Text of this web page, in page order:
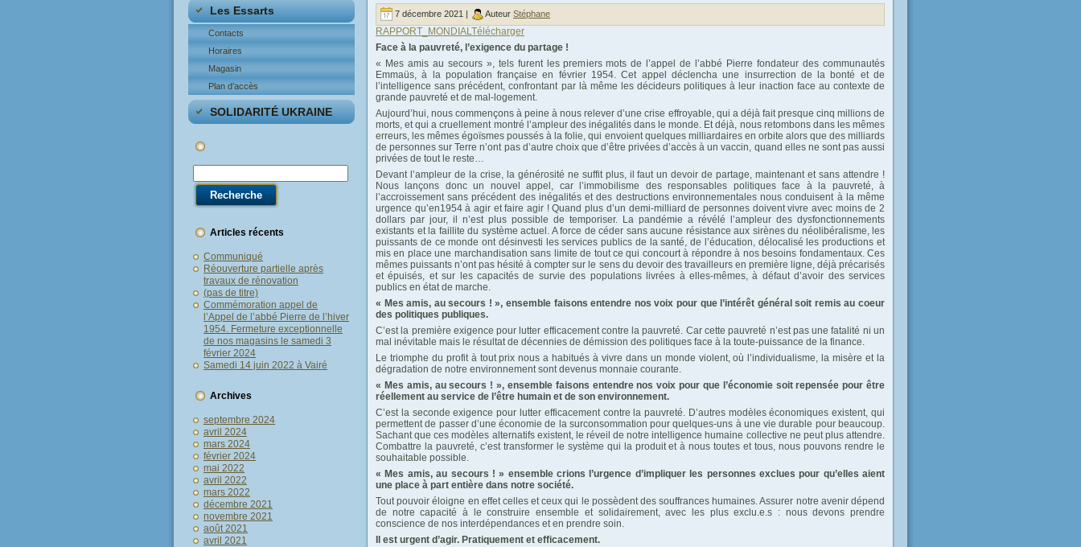
Les Essarts
Contacts
Horaires
Magasin
Plan d’accès
SOLIDARITÉ UKRAINE
Articles récents
Communiqué
Réouverture partielle après
travaux de rénovation
(pas de titre)
Commémoration appel de
l’Appel de l’abbé Pierre de l’hiver
1954. Fermeture exceptionnelle
de nos magasins le samedi 3
février 2024
Samedi 14 juin 2022 à Vairé
Archives
septembre 2024
avril 2024
mars 2024
février 2024
mai 2022
avril 2022
mars 2022
décembre 2021
novembre 2021
août 2021
avril 2021
7 décembre 2021 | Auteur Stéphane
RAPPORT_MONDIALTélécharger
Face à la pauvreté, l’exigence du partage !
« Mes amis au secours », tels furent les premiers mots de l’appel de l’abbé Pierre fondateur des communautés
Emmaüs, à la population française en février 1954. Cet appel déclencha une insurrection de la bonté et de
l’intelligence sans précédent, confrontant par là même les décideurs politiques à leur inaction face au contexte de
grande pauvreté et de mal-logement.
Aujourd’hui, nous commençons à peine à nous relever d’une crise effroyable, qui a déjà fait presque cinq millions de
morts, et qui a cruellement montré l’ampleur des inégalités dans le monde. Et déjà, nous retombons dans les mêmes
erreurs, les mêmes égoïsmes poussés à la folie, qui envoient quelques milliardaires en orbite alors que des milliards
de personnes sur Terre n’ont pas d’autre choix que d’être privées d’accès à un vaccin, quand elles ne sont pas aussi
privées de tout le reste…
Devant l’ampleur de la crise, la générosité ne suffit plus, il faut un devoir de partage, maintenant et sans attendre !
Nous lançons donc un nouvel appel, car l’immobilisme des responsables politiques face à la pauvreté, à
l’accroissement sans précédent des inégalités et des destructions environnementales nous conduisent à la même
urgence qu’en1954 à agir et faire agir ! Quand plus d’un demi-milliard de personnes doivent vivre avec moins de 2
dollars par jour, il n’est plus possible de temporiser. La pandémie a révélé l’ampleur des dysfonctionnements
existants et la faillite du système actuel. A force de céder sans aucune résistance aux sirènes du néolibéralisme, les
puissants de ce monde ont désinvesti les services publics de la santé, de l’éducation, délocalisé les productions et
mis en place une marchandisation sans limite de tout ce qui concourt à répondre à nos besoins fondamentaux. Ces
mêmes puissants n’ont pas hésité à compter sur le sens du devoir des travailleurs en première ligne, déjà précarisés
et épuisés, et sur les capacités de survie des populations livrées à elles-mêmes, à défaut d’avoir des services
publics en état de marche.
« Mes amis, au secours ! », ensemble faisons entendre nos voix pour que l’intérêt général soit remis au coeur
des politiques publiques.
C’est la première exigence pour lutter efficacement contre la pauvreté. Car cette pauvreté n’est pas une fatalité ni un
mal inévitable mais le résultat de décennies de démission des politiques face à la toute-puissance de la finance.
Le triomphe du profit à tout prix nous a habitués à vivre dans un monde violent, où l’individualisme, la misère et la
dégradation de notre environnement sont devenus monnaie courante.
« Mes amis, au secours ! », ensemble faisons entendre nos voix pour que l’économie soit repensée pour être
réellement au service de l’être humain et de son environnement.
C’est la seconde exigence pour lutter efficacement contre la pauvreté. D’autres modèles économiques existent, qui
permettent de passer d’une économie de la surconsommation pour quelques-uns à une vie durable pour beaucoup.
Sachant que ces modèles alternatifs existent, le réveil de notre intelligence humaine collective ne peut plus attendre.
Combattre la pauvreté, c’est transformer le système qui la produit et à nous toutes et tous, nous pouvons rendre le
souhaitable possible.
« Mes amis, au secours ! » ensemble crions l’urgence d’impliquer les personnes exclues pour qu’elles aient
une place à part entière dans notre société.
Tout pouvoir éloigne en effet celles et ceux qui le possèdent des souffrances humaines. Assurer notre avenir dépend
de notre capacité à le construire ensemble et solidairement, avec les plus exclu.e.s : nous devons prendre
conscience de nos interdépendances et en prendre soin.
Il est urgent d’agir. Pratiquement et efficacement.